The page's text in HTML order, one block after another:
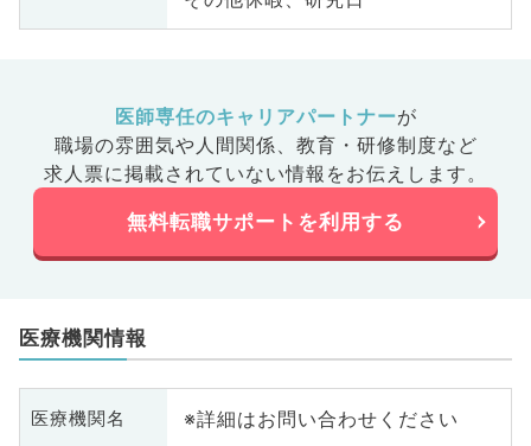
医師専任のキャリアパートナーが
職場の雰囲気や人間関係、 教育・研修制度など
求人票に掲載されていない情報をお伝えします。
無料転職サポートを利用する
医療機関情報
医療機関名 ※詳細はお問い合わせください